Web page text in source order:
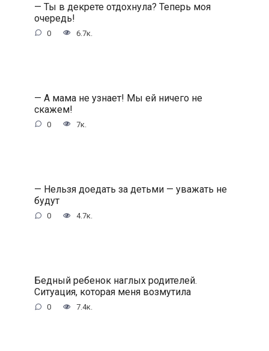
— Ты в декрете отдохнула? Теперь моя
очередь!
0 6.7к.
— А мама не узнает! Мы ей ничего не
скажем!
0 7к.
— Нельзя доедать за детьми — уважать не
будут
0 4.7к.
Бедный ребенок наглых родителей.
Ситуация, которая меня возмутила
0 7.4к.